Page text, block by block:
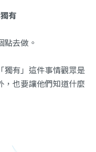
有
點去做。
獨有」這件事情觀眾是
，也要讓他們知道什麼